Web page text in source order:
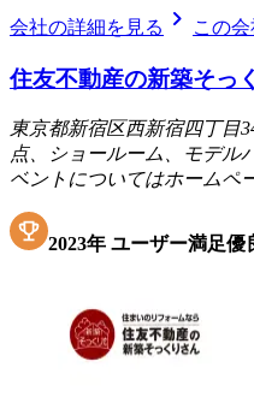
会社の詳細を見る chevron_right この
住友不動産の新築そっ
東京都新宿区西新宿四丁目
点、ショールーム、モデル
ベントについてはホームペ
2023年 ユーザー満足優